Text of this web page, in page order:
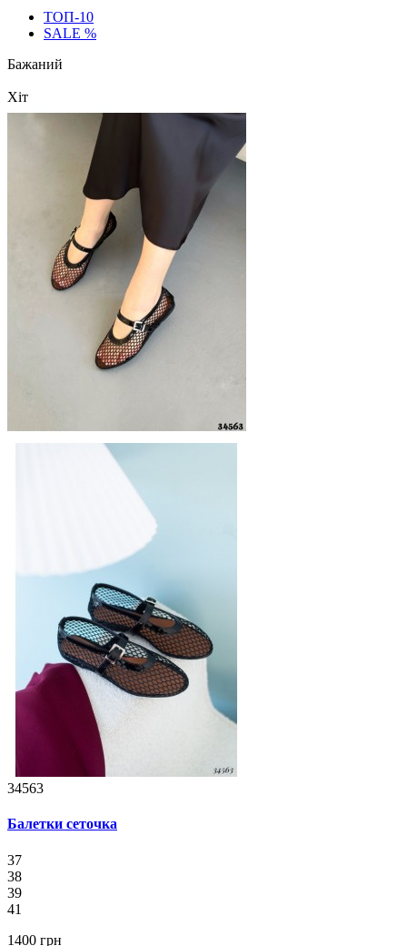
ТОП-10
SALE %
Бажаний
Хіт
34563
Балетки сеточка
37
38
39
41
1400 грн